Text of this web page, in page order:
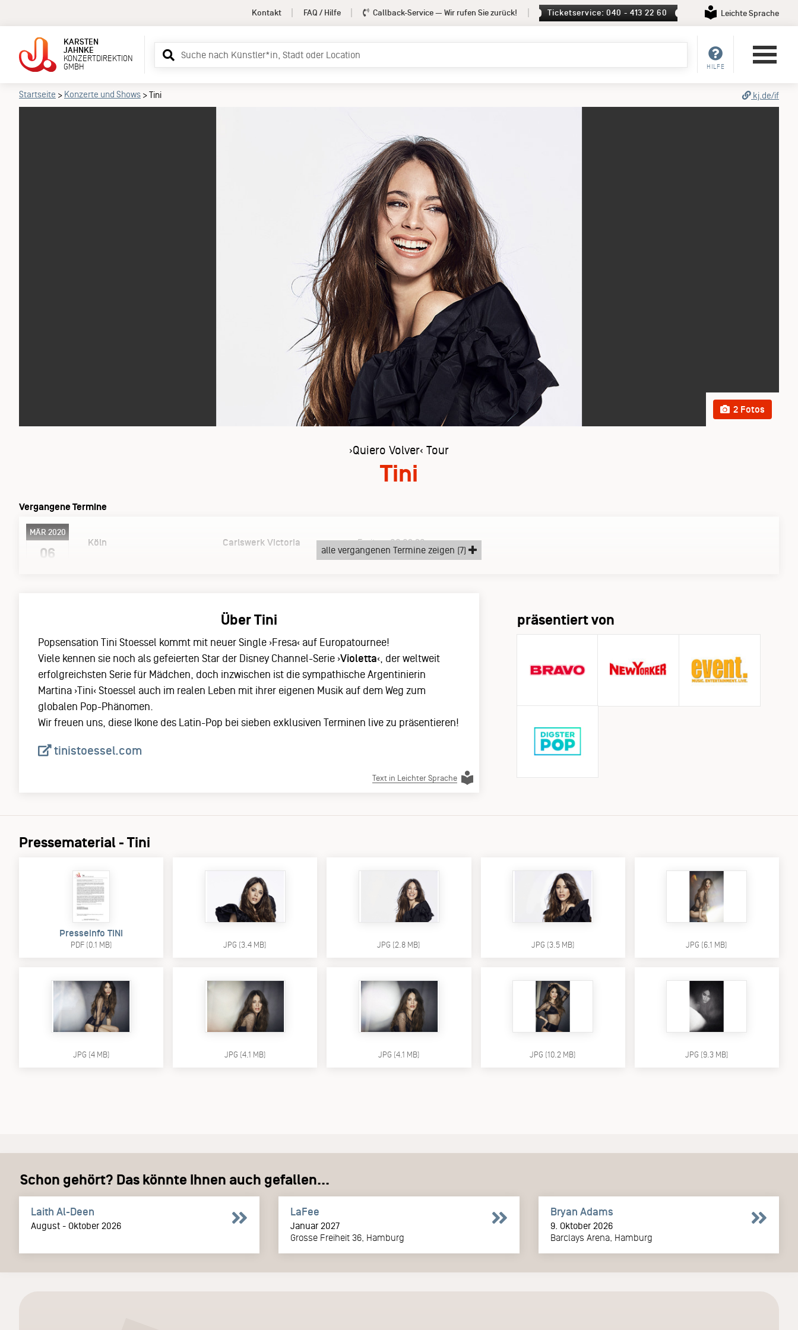
Kontakt FAQ / Hilfe Callback-Service — Wir rufen Sie zurück! Ticketservice: 040 - 413 22 60 Leichte Sprache
KARSTEN
JAHNKE
KONZERTDIREKTION
GMBH
Suchbegriff
eingeben
HILFE
Startseite > Konzerte und Shows >Tini kj.de/if
2 Fotos
›Quiero Volver‹ Tour
Tini
Vergangene Termine
MÄR 2020
06
Köln Carlswerk Victoria Freitag, 06.03.20
alle vergangenen Termine zeigen (7)
Über Tini
Popsensation Tini Stoessel kommt mit neuer Single ›Fresa‹ auf Europatournee!
Viele kennen sie noch als gefeierten Star der Disney Channel-Serie ›Violetta‹, der weltweit
erfolgreichsten Serie für Mädchen, doch inzwischen ist die sympathische Argentinierin
Martina ›Tini‹ Stoessel auch im realen Leben mit ihrer eigenen Musik auf dem Weg zum
globalen Pop-Phänomen.
Wir freuen uns, diese Ikone des Latin-Pop bei sieben exklusiven Terminen live zu präsentieren!
tinistoessel.com
Text in Leichter Sprache
präsentiert von
Pressematerial - Tini
Presseinfo TINI
PDF (0.1 MB) JPG (3.4 MB) JPG (2.8 MB) JPG (3.5 MB) JPG (6.1 MB)
JPG (4 MB) JPG (4.1 MB) JPG (4.1 MB) JPG (10.2 MB) JPG (9.3 MB)
Schon gehört? Das könnte Ihnen auch gefallen...
Laith Al-Deen
August - Oktober 2026
LaFee
Januar 2027
Grosse Freiheit 36, Hamburg
Bryan Adams
9. Oktober 2026
Barclays Arena, Hamburg